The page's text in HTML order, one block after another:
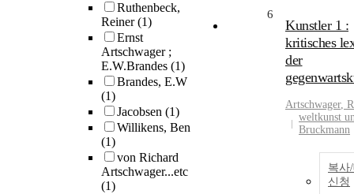
Ruthenbeck,
Reiner(1)
Ernst
Artschwager ;
E.W.Brandes (1)
Brandes, E.W
(1)
Jacobsen (1)
Willikens, Ben
(1)
von Richard
Artschwager...etc
(1)
6
Kunstler 1 :
kritisches
der
Artschwager,
weltkunst
Bruckmann
복사
신청